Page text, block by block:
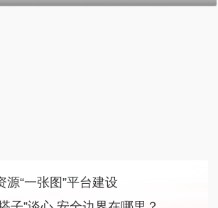
“一张图”平台建设